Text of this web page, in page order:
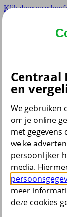
Klik door naar
Adviseur
Partner
Dyslexie lettertype
Aan / Uit
Cookies aanpassen
CoBrowsing
Start
Centraal
en
We gebruiken
om je online
met gegevens
welke
persoonlijker
media.
meer
deze cookies